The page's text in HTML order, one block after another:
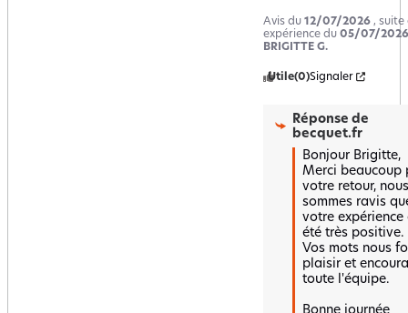
Avis du 12/07/2026 , suite
expérience du 05/07/2026
BRIGITTE G.
Utile(0)Signaler
Réponse de
becquet.fr
Bonjour Brigitte,
Merci beaucoup
votre retour, nous
sommes ravis
votre expérience
été très positive.
Vos mots nous
plaisir et
toute l'équipe.
Bonne journée